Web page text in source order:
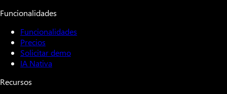
Funcionalidades
Funcionalidades
Precios
Solicitar demo
IA Nativa
Recursos